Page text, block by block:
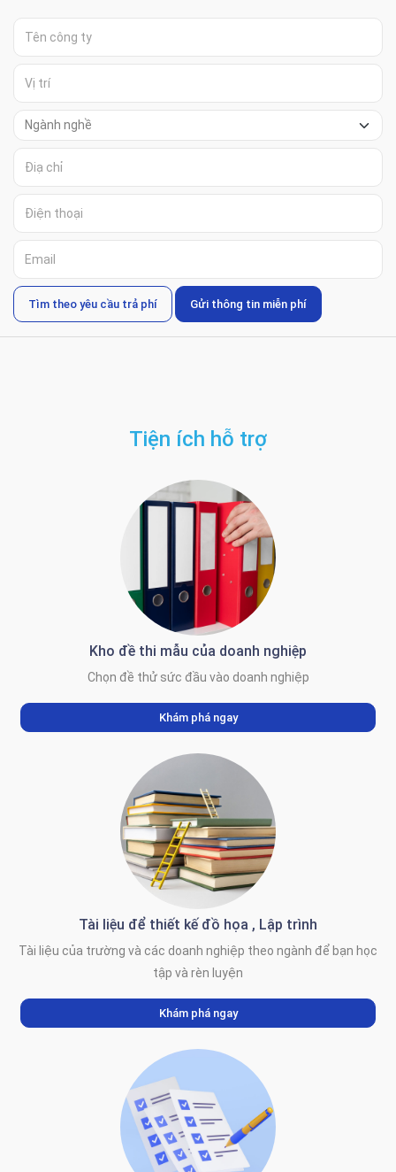
Tìm theo yêu cầu trả phí Gửi thông tin miễn phí
Tiện ích hỗ trợ
Kho đề thi mẫu của doanh nghiệp
Chọn đề thử sức đầu vào doanh nghiệp
Khám phá ngay
Tài liệu để thiết kế đồ họa , Lập trình
Tài liệu của trường và các doanh nghiệp theo ngành để bạn học
tập và rèn luyện
Khám phá ngay